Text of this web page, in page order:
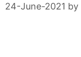
24-June-2021 by